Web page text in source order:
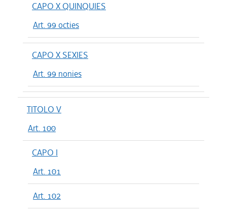
CAPO X QUINQUIES
Art. 99 octies
CAPO X SEXIES
Art. 99 nonies
TITOLO V
Art. 100
CAPO I
Art. 101
Art. 102